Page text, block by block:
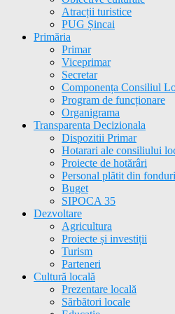
Atracții turistice
PUG Șincai
Primăria
Primar
Viceprimar
Secretar
Componența Consiliul
Program de funcționare
Organigrama
Transparenta Decizionala
Dispozitii Primar
Hotarari ale consiliului
Proiecte de hotărâri
Personal plătit din
Buget
SIPOCA 35
Dezvoltare
Agricultura
Proiecte și investiții
Turism
Parteneri
Cultură locală
Prezentare locală
Sărbători locale